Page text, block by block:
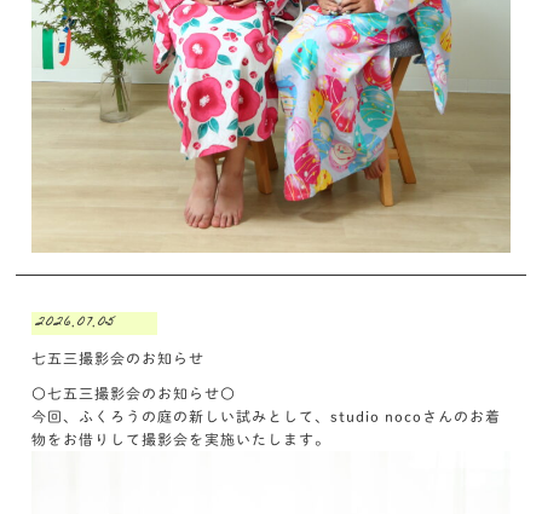
2026.07.05
七五三撮影会のお知らせ
〇七五三撮影会のお知らせ〇
今回、ふくろうの庭の新しい試みとして、studio nocoさんのお着
物をお借りして撮影会を実施いたします。